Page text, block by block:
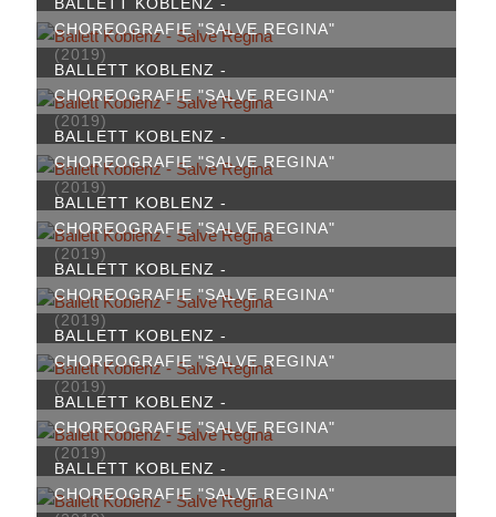
CHOREOGRAFIE "SALVE REGINA"
(2019)
BALLETT KOBLENZ -
CHOREOGRAFIE "SALVE REGINA"
(2019)
BALLETT KOBLENZ -
CHOREOGRAFIE "SALVE REGINA"
(2019)
BALLETT KOBLENZ -
CHOREOGRAFIE "SALVE REGINA"
(2019)
BALLETT KOBLENZ -
CHOREOGRAFIE "SALVE REGINA"
(2019)
BALLETT KOBLENZ -
CHOREOGRAFIE "SALVE REGINA"
(2019)
BALLETT KOBLENZ -
CHOREOGRAFIE "SALVE REGINA"
(2019)
BALLETT KOBLENZ -
CHOREOGRAFIE "SALVE REGINA"